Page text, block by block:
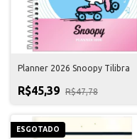
Planner 2026 Snoopy Tilibra
R$45,39 R$47,78
ESGOTADO